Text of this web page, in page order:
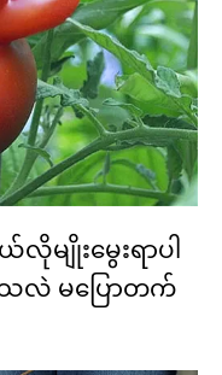
မျိုးမွေးရာပါ
သလဲ မပြောတက်